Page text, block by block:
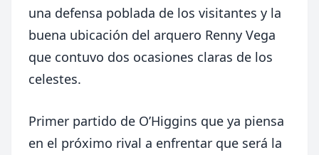
una defensa poblada de los visitantes y la
buena ubicación del arquero Renny Vega
que contuvo dos ocasiones claras de los
celestes.
Primer partido de O’Higgins que ya piensa
en el próximo rival a enfrentar que será la